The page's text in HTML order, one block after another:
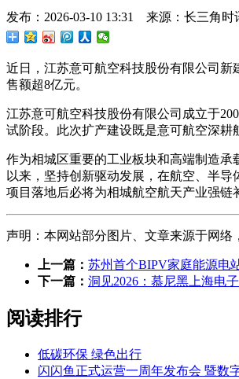
发布：2026-03-10 13:31 来源：长三角时
近日，江苏意可航空科技股份有限公司新
售额超8亿元。
江苏意可航空科技股份有限公司成立于
试阶段。此次扩产建设既是意可航空深耕
作为相城区重要的工业板块和高端制造
以来，坚持创新驱动发展，在航空、半
项目落地后必将为相城航空航天产业强链
声明：本网站部分图片、文章来源于网络
上一篇： 苏州首个BIPV家庭能源电
下一篇： 洞见2026：慕尼黑上海电
阅读排行
低碳环保 绿色出行
闪闪鱼正式运营一周年发布会 暨数